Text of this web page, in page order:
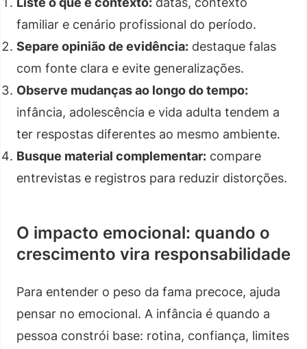
familiar e cenário profissional do período.
Separe opinião de evidência: destaque falas
com fonte clara e evite generalizações.
Observe mudanças ao longo do tempo:
infância, adolescência e vida adulta tendem a
ter respostas diferentes ao mesmo ambiente.
Busque material complementar: compare
entrevistas e registros para reduzir distorções.
O impacto emocional: quando o
crescimento vira responsabilidade
Para entender o peso da fama precoce, ajuda
pensar no emocional. A infância é quando a
pessoa constrói base: rotina, confiança, limites